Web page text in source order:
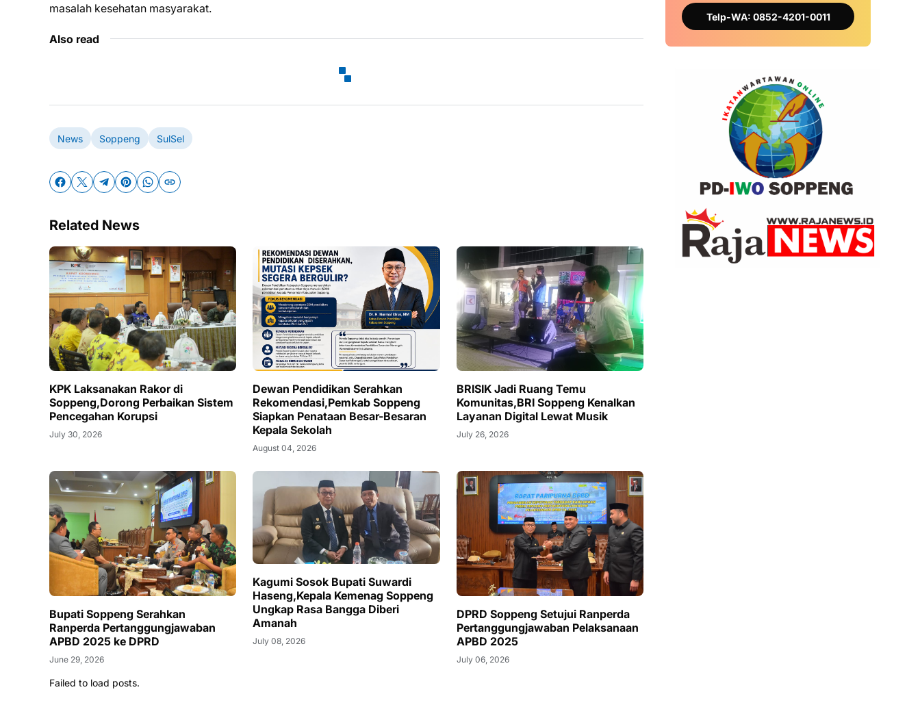
masalah kesehatan masyarakat.
Also read
News Soppeng SulSel
Related News
KPK Laksanakan Rakor di
Soppeng,Dorong Perbaikan Sistem
Pencegahan Korupsi
July 30, 2026
Dewan Pendidikan Serahkan
Rekomendasi,Pemkab Soppeng
Siapkan Penataan Besar-Besaran
Kepala Sekolah
August 04, 2026
BRISIK Jadi Ruang Temu
Komunitas,BRI Soppeng Kenalkan
Layanan Digital Lewat Musik
July 26, 2026
Bupati Soppeng Serahkan
Ranperda Pertanggungjawaban
APBD 2025 ke DPRD
June 29, 2026
Kagumi Sosok Bupati Suwardi
Haseng,Kepala Kemenag Soppeng
Ungkap Rasa Bangga Diberi
Amanah
July 08, 2026
DPRD Soppeng Setujui Ranperda
Pertanggungjawaban Pelaksanaan
APBD 2025
July 06, 2026
Failed to load posts.
Telp-WA: 0852-4201-0011